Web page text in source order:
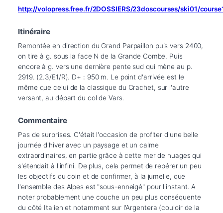
http://volopress.free.fr/2DOSSIERS/23doscourses/ski01/
Itinéraire
Remontée en direction du Grand Parpaillon puis vers 2400,
on tire à g. sous la face N de la Grande Combe. Puis
encore à g. vers une dernière pente sud qui mène au p.
2919. (2.3/E1/R). D+ : 950 m. Le point d'arrivée est le
même que celui de la classique du Crachet, sur l'autre
versant, au départ du col de Vars.
Commentaire
Pas de surprises. C'était l'occasion de profiter d'une belle
journée d'hiver avec un paysage et un calme
extraordinaires, en partie grâce à cette mer de nuages qui
s'étendait à l'infini. De plus, cela permet de repérer un peu
les objectifs du coin et de confirmer, à la jumelle, que
l'ensemble des Alpes est "sous-enneigé" pour l'instant. A
noter probablement une couche un peu plus conséquente
du côté Italien et notamment sur l'Argentera (couloir de la